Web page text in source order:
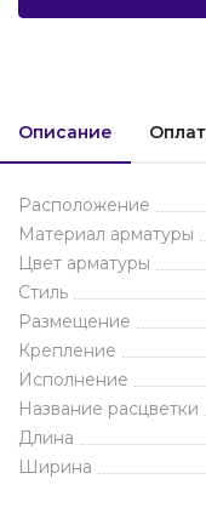
Описание
Расположение
Материал арматуры
Цвет арматуры
Стиль
Размещение
Крепление
Исполнение
Название расцветки
Длина
Ширина